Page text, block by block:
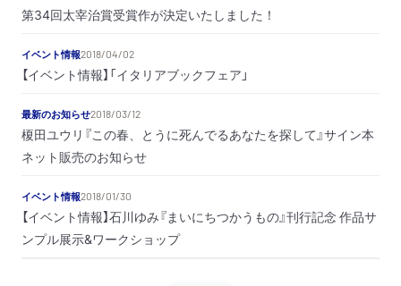
第34回太宰治賞受賞作が決定いたしました！
イベント情報2018/04/02
【イベント情報】「イタリアブックフェア」
最新のお知らせ2018/03/12
榎田ユウリ『この春、とうに死んでるあなたを探して』サイン本
ネット販売のお知らせ
イベント情報2018/01/30
【イベント情報】石川ゆみ『まいにちつかうもの』刊行記念 作品サ
ンプル展示&ワークショップ